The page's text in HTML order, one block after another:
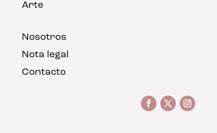
Arte
Nosotros
Nota legal
Contacto